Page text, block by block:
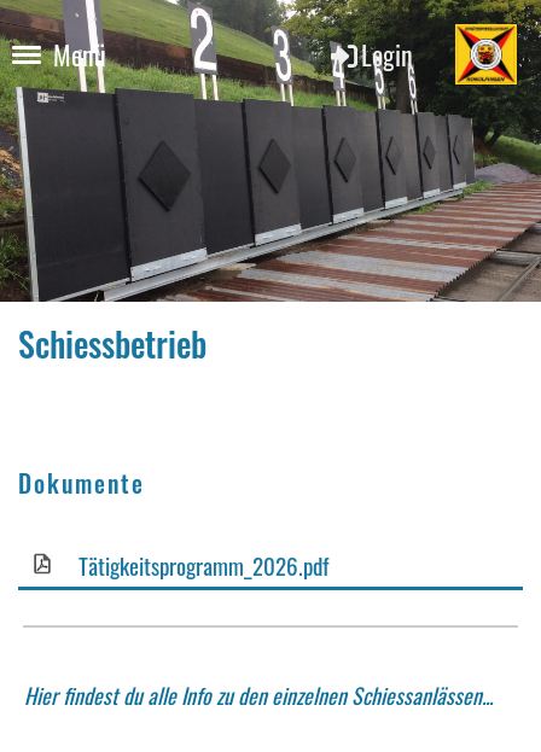
Menü Login
Schiessbetrieb
Dokumente
Tätigkeitsprogramm_2026.pdf
Hier findest du alle Info zu den einzelnen Schiessanlässen...